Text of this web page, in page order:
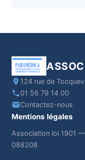
124 rue de
01 56 79 14 00
Contactez-nous
Mentions légales
Association loi 1901
088208